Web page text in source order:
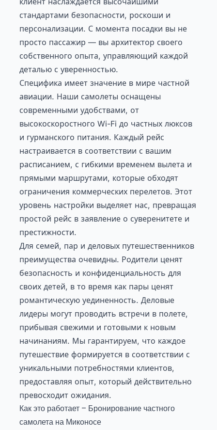
стандартами безопасности, роскоши и
персонализации. С момента посадки вы не
просто пассажир — вы архитектор своего
собственного опыта, управляющий каждой
деталью с уверенностью.
Специфика имеет значение в мире частной
авиации. Наши самолеты оснащены
современными удобствами, от
высокоскоростного Wi-Fi до частных люксов
и гурманского питания. Каждый рейс
настраивается в соответствии с вашим
расписанием, с гибкими временем вылета и
прямыми маршрутами, которые обходят
ограничения коммерческих перелетов. Этот
уровень настройки выделяет нас, превращая
простой рейс в заявление о суверенитете и
престижности.
Для семей, пар и деловых путешественников
преимущества очевидны. Родители ценят
безопасность и конфиденциальность для
своих детей, в то время как пары ценят
романтическую уединенность. Деловые
лидеры могут проводить встречи в полете,
прибывая свежими и готовыми к новым
начинаниям. Мы гарантируем, что каждое
путешествие формируется в соответствии с
уникальными потребностями клиентов,
предоставляя опыт, который действительно
превосходит ожидания.
Как это работает – Бронирование частного
самолета на Миконосе